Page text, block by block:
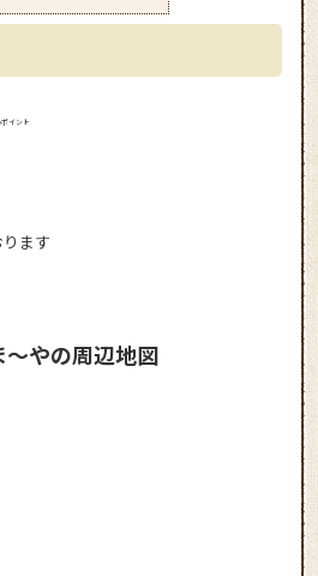
イント
ます
やの周辺地図